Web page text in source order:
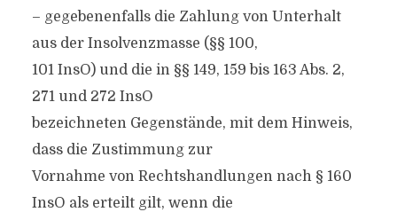
– gegebenenfalls die Zahlung von Unterhalt
aus der Insolvenzmasse (§§ 100,
101 InsO) und die in §§ 149, 159 bis 163 Abs. 2,
271 und 272 InsO
bezeichneten Gegenstände, mit dem Hinweis,
dass die Zustimmung zur
Vornahme von Rechtshandlungen nach § 160
InsO als erteilt gilt, wenn die